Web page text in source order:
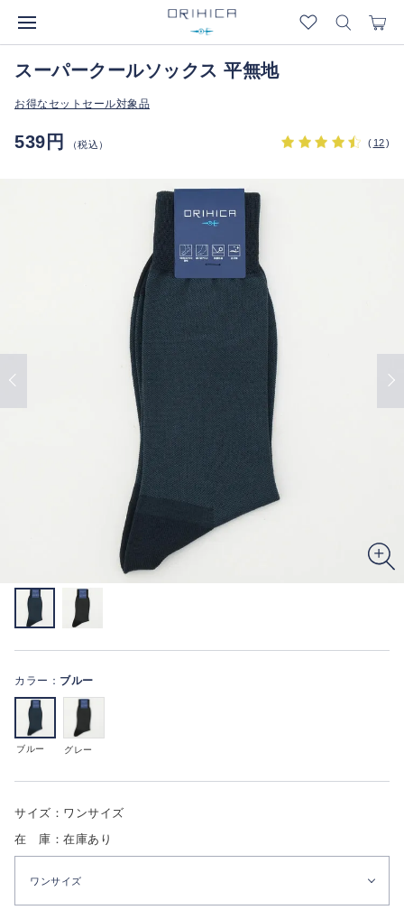
スーパークールソックス 平無地
お得なセットセール対象品
539円 （税込） ( 12)
カラー： ブルー
ブルー グレー
サイズ：ワンサイズ
在 庫：在庫あり
ワンサイズ